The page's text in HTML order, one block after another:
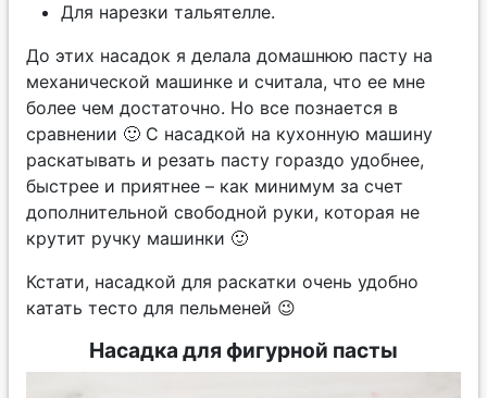
Для нарезки тальятелле.
До этих насадок я делала домашнюю пасту на
механической машинке и считала, что ее мне
более чем достаточно. Но все познается в
сравнении 🙂 С насадкой на кухонную машину
раскатывать и резать пасту гораздо удобнее,
быстрее и приятнее – как минимум за счет
дополнительной свободной руки, которая не
крутит ручку машинки 🙂
Кстати, насадкой для раскатки очень удобно
катать тесто для пельменей 😉
Насадка для фигурной пасты